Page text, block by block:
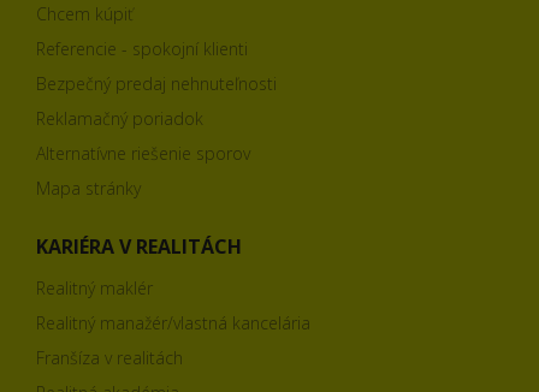
Chcem kúpiť
Referencie - spokojní klienti
Bezpečný predaj nehnuteľnosti
Reklamačný poriadok
Alternatívne riešenie sporov
Mapa stránky
KARIÉRA V REALITÁCH
Realitný maklér
Realitný manažér/vlastná kancelária
Franšíza v realitách